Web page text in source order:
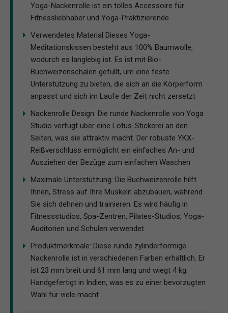
Yoga-Nackenrolle ist ein tolles Accessoire für
Fitnessliebhaber und Yoga-Praktizierende
Verwendetes Material Dieses Yoga-
Meditationskissen besteht aus 100% Baumwolle,
wodurch es langlebig ist. Es ist mit Bio-
Buchweizenschalen gefüllt, um eine feste
Unterstützung zu bieten, die sich an die Körperform
anpasst und sich im Laufe der Zeit nicht zersetzt
Nackenrolle Design: Die runde Nackenrolle von Yoga
Studio verfügt über eine Lotus-Stickerei an den
Seiten, was sie attraktiv macht. Der robuste YKX-
Reißverschluss ermöglicht ein einfaches An- und
Ausziehen der Bezüge zum einfachen Waschen
Maximale Unterstützung: Die Buchweizenrolle hilft
Ihnen, Stress auf Ihre Muskeln abzubauen, während
Sie sich dehnen und trainieren. Es wird häufig in
Fitnessstudios, Spa-Zentren, Pilates-Studios, Yoga-
Auditorien und Schulen verwendet
Produktmerkmale: Diese runde zylinderförmige
Nackenrolle ist in verschiedenen Farben erhältlich. Er
ist 23 mm breit und 61 mm lang und wiegt 4 kg.
Handgefertigt in Indien, was es zu einer bevorzugten
Wahl für viele macht